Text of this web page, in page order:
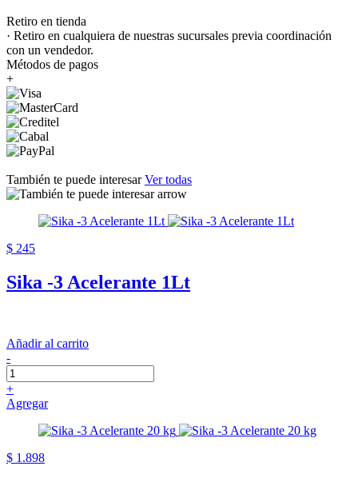
Retiro en tienda
· Retiro en cualquiera de nuestras sucursales previa coordinación
con un vendedor.
Métodos de pagos
+
También te puede interesarVer todas
$ 245
Sika -3 Acelerante 1Lt
Añadir al carrito
-
+
Agregar
$ 1.898